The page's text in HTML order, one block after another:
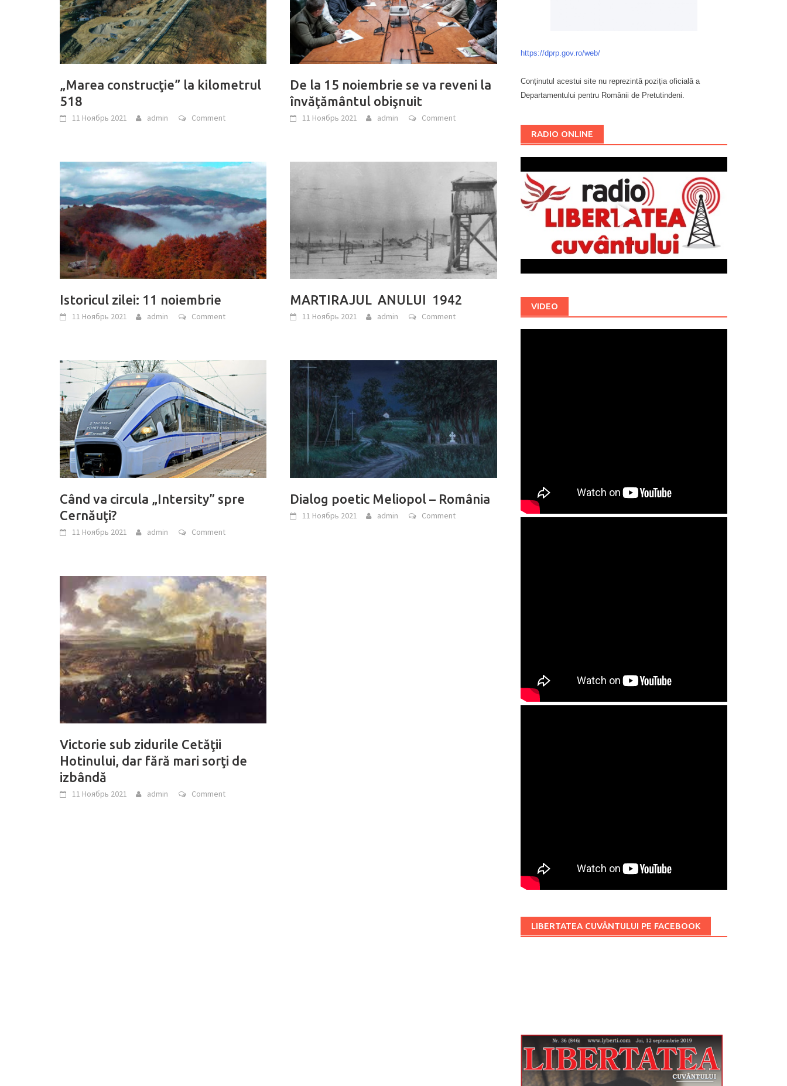
„Marea construcţie” la kilometrul
518
11 Ноябрь 2021 admin Comment
De la 15 noiembrie se va reveni la
învăţământul obişnuit
11 Ноябрь 2021 admin Comment
Istoricul zilei: 11 noiembrie
11 Ноябрь 2021 admin Comment
MARTIRAJUL ANULUI 1942
11 Ноябрь 2021 admin Comment
Când va circula „Intersity” spre
Cernăuţi?
11 Ноябрь 2021 admin Comment
Dialog poetic Meliopol – România
11 Ноябрь 2021 admin Comment
Victorie sub zidurile Cetăţii
Hotinului, dar fără mari sorţi de
izbândă
11 Ноябрь 2021 admin Comment
https://dprp.gov.ro/web/
Conținutul acestui site nu reprezintă poziția oficială a
Departamentului pentru Românii de Pretutindeni.
RADIO ONLINE
VIDEO
LIBERTATEA CUVÂNTULUI PE FACEBOOK